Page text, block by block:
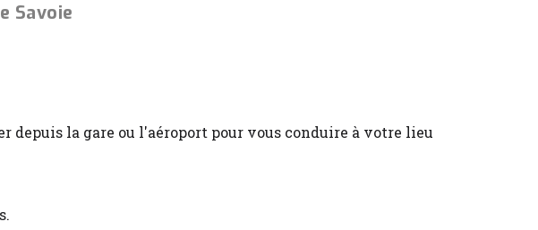
Savoie
depuis la gare ou l'aéroport pour vous conduire à votre lieu